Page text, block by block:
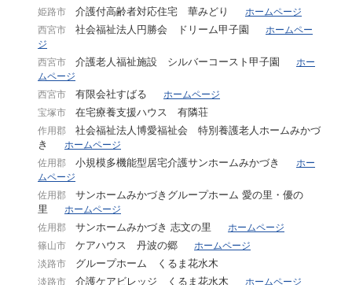
姫路市
介護付高齢者対応住宅 華みどり
ホームページ
西宮市
社会福祉法人円勝会 ドリーム甲子園
ホームペー
ジ
西宮市
介護老人福祉施設 シルバーコースト甲子園
ホー
ムページ
西宮市
有限会社すばる
ホームページ
宝塚市
在宅療養支援ハウス 有隣荘
作用郡
社会福祉法人博愛福祉会 特別養護老人ホームみかづ
き
ホームページ
佐用郡
小規模多機能型居宅介護サンホームみかづき
ホー
ムページ
佐用郡
サンホームみかづきグループホーム 愛の里・優の
里
ホームページ
佐用郡
サンホームみかづき 志文の里
ホームページ
篠山市
ケアハウス 丹波の郷
ホームページ
淡路市
グループホーム くるま花水木
淡路市 介護ケアビレッジ くるま花水木 ホームページ